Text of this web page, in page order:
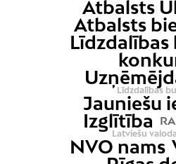
Atbalsts
Atbalsts
Līdzdalības
Līdzdalības
Jauniešu
Izglītība
Latviešu
NVO nams